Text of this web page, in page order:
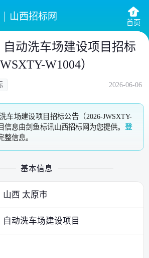
山西招标网
首页
自动洗车场建设项目招标
W1004）
2026-06-06
车场建设项目招标公告（2026-JWSXTY-
信息由剑鱼标讯山西招标网为您提供。 登
整信息。
基本信息
山西 太原市
自动洗车场建设项目